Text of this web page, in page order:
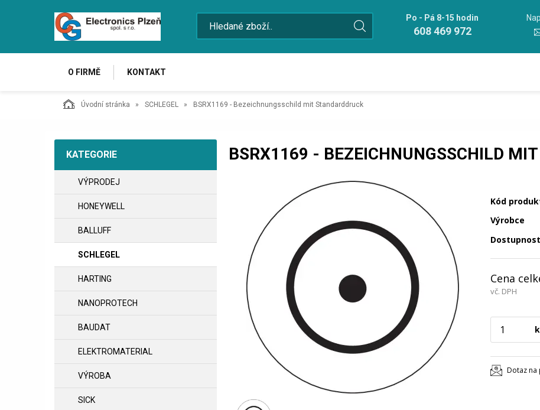
Po - Pá 8-15 hodin
608 469 972
O FIRMĚ KONTAKT
Úvodní stránka SCHLEGEL BSRX1169 - Bezeichnungsschild mit Standarddruck
KATEGORIE
VÝPRODEJ
HONEYWELL
BALLUFF
SCHLEGEL
HARTING
NANOPROTECH
BAUDAT
ELEKTROMATERIAL
VÝROBA
SICK
BSRX1169 - BEZEICHNUNGSSCHILD
Kód
Výrobce
Dostupnost
Cena
vč. DPH
Dotaz na